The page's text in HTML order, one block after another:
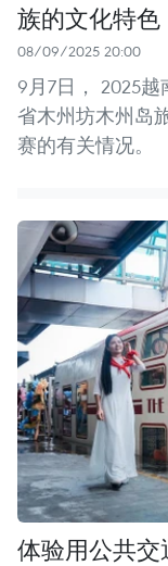
族的文化特色
08/09/2025 20:00
9月7日， 2025
省木州坊木州岛
赛的有关情况。
体验用公共